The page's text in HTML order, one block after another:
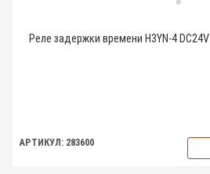
Реле задержки времени H3YN-4 DC24V
АРТИКУЛ: 283600